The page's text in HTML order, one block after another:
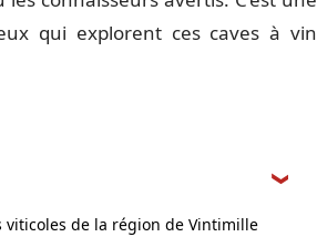
qui explorent ces caves à vin
viticoles de la région de Vintimille